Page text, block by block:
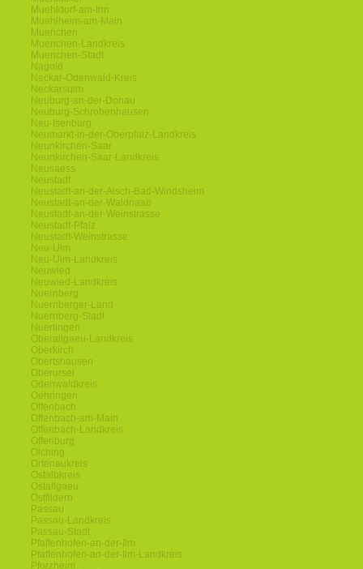
Muehldorf-am-Inn
Muehlheim-am-Main
Muenchen
Muenchen-Landkreis
Muenchen-Stadt
Nagold
Neckar-Odenwald-Kreis
Neckarsulm
Neuburg-an-der-Donau
Neuburg-Schrobenhausen
Neu-Isenburg
Neumarkt-in-der-Oberpfalz-Landkreis
Neunkirchen-Saar
Neunkirchen-Saar-Landkreis
Neusaess
Neustadt
Neustadt-an-der-Aisch-Bad-Windsheim
Neustadt-an-der-Waldnaab
Neustadt-an-der-Weinstrasse
Neustadt-Pfalz
Neustadt-Weinstrasse
Neu-Ulm
Neu-Ulm-Landkreis
Neuwied
Neuwied-Landkreis
Nuernberg
Nuernberger-Land
Nuernberg-Stadt
Nuertingen
Oberallgaeu-Landkreis
Oberkirch
Obertshausen
Oberursel
Odenwaldkreis
Oehringen
Offenbach
Offenbach-am-Main
Offenbach-Landkreis
Offenburg
Olching
Ortenaukreis
Ostalbkreis
Ostallgaeu
Ostfildern
Passau
Passau-Landkreis
Passau-Stadt
Pfaffenhofen-an-der-Ilm
Pfaffenhofen-an-der-Ilm-Landkreis
Pforzheim